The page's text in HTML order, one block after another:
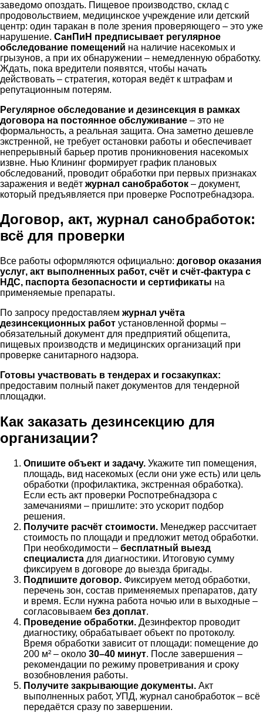
заведомо опоздать. Пищевое производство, склад с
продовольствием, медицинское учреждение или детский
центр: один таракан в поле зрения проверяющего – это уже
нарушение. СанПиН предписывает регулярное
обследование помещений на наличие насекомых и
грызунов, а при их обнаружении – немедленную обработку.
Ждать, пока вредители появятся, чтобы начать
действовать – стратегия, которая ведёт к штрафам и
репутационным потерям.
Регулярное обследование и дезинсекция в рамках
договора на постоянное обслуживание – это не
формальность, а реальная защита. Она заметно дешевле
экстренной, не требует остановки работы и обеспечивает
непрерывный барьер против проникновения насекомых
извне. Нью Клининг формирует график плановых
обследований, проводит обработки при первых признаках
заражения и ведёт журнал санобработок – документ,
который предъявляется при проверке Роспотребнадзора.
Договор, акт, журнал санобработок:
всё для проверки
Все работы оформляются официально: договор оказания
услуг, акт выполненных работ, счёт и счёт-фактура с
НДС, паспорта безопасности и сертификаты на
применяемые препараты.
По запросу предоставляем журнал учёта
дезинсекционных работ установленной формы –
обязательный документ для предприятий общепита,
пищевых производств и медицинских организаций при
проверке санитарного надзора.
Готовы участвовать в тендерах и госзакупках:
предоставим полный пакет документов для тендерной
площадки.
Как заказать дезинсекцию для
организации?
Опишите объект и задачу. Укажите тип помещения,
площадь, вид насекомых (если они уже есть) или цель
обработки (профилактика, экстренная обработка).
Если есть акт проверки Роспотребнадзора с
замечаниями – пришлите: это ускорит подбор
решения.
Получите расчёт стоимости. Менеджер рассчитает
стоимость по площади и предложит метод обработки.
При необходимости – бесплатный выезд
специалиста для диагностики. Итоговую сумму
фиксируем в договоре до выезда бригады.
Подпишите договор. Фиксируем метод обработки,
перечень зон, состав применяемых препаратов, дату
и время. Если нужна работа ночью или в выходные –
согласовываем без доплат.
Проведение обработки. Дезинфектор проводит
диагностику, обрабатывает объект по протоколу.
Время обработки зависит от площади: помещение до
200 м² – около 30–40 минут. После завершения –
рекомендации по режиму проветривания и сроку
возобновления работы.
Получите закрывающие документы. Акт
выполненных работ, УПД, журнал санобработок – всё
передаётся сразу по завершении.